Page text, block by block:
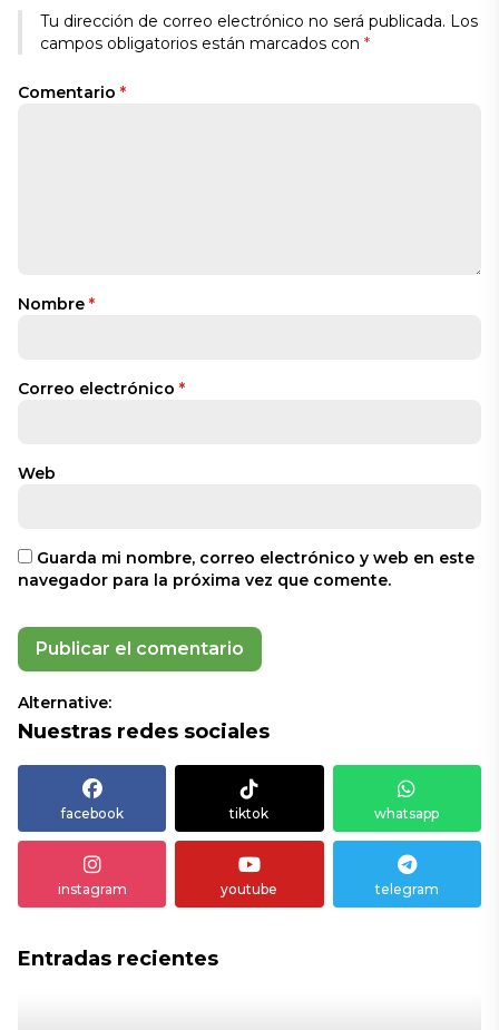
Tu dirección de correo electrónico no será publicada. Los
campos obligatorios están marcados con *
Comentario *
Nombre *
Correo electrónico *
Web
Guarda mi nombre, correo electrónico y web en este
navegador para la próxima vez que comente.
Alternative:
Nuestras redes sociales
facebook tiktok whatsapp
instagram youtube telegram
Entradas recientes